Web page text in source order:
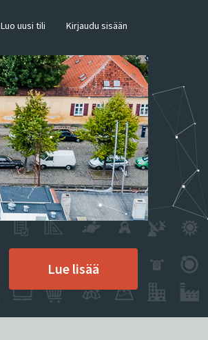
Luo uusi tili Kirjaudu sisään
Lue lisää